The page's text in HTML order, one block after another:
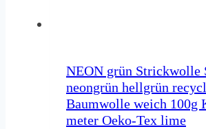
NEON grün Strickwolle
neongrün hellgrün
Baumwolle weich 100g
meter Oeko-Tex lime